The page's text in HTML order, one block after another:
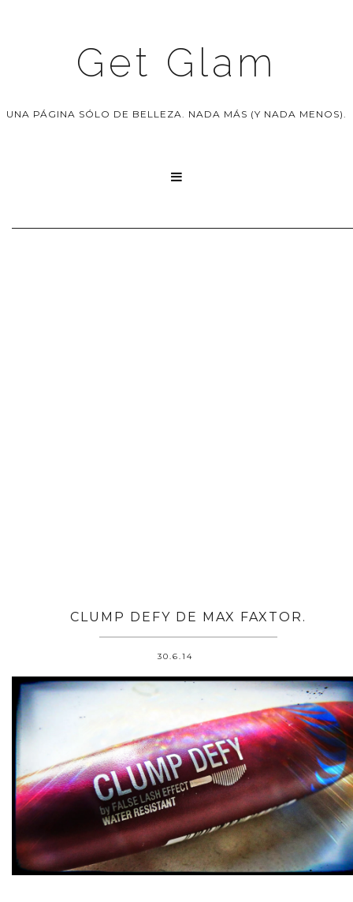
Get Glam
UNA PÁGINA SÓLO DE BELLEZA. NADA MÁS (Y NADA MENOS).

CLUMP DEFY DE MAX FAXTOR.
30.6.14